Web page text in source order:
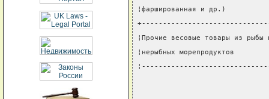
¦фаршированная и др.)
¦Прочие весовые товары
¦нерыбных